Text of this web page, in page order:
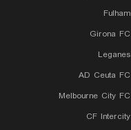
Fulham
Girona FC
Leganes
AD Ceuta FC
Melbourne City FC
CF Intercity